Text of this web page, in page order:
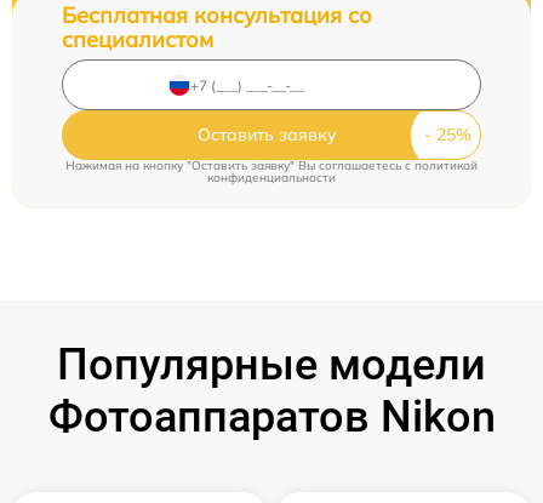
Бесплатная консультация со
специалистом
Оставить заявку
Нажимая на кнопку "Оставить заявку" Вы соглашаетесь cполитикой
конфиденциальности
Популярные модели
Фотоаппаратов Nikon